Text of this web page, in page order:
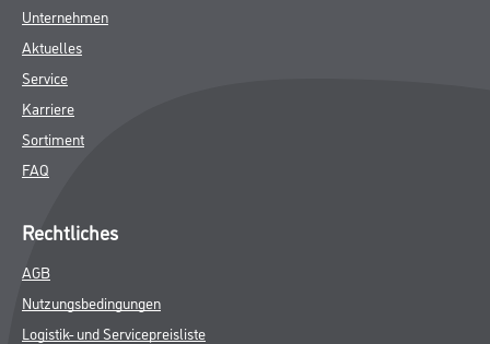
Unternehmen
Aktuelles
Service
Karriere
Sortiment
FAQ
Rechtliches
AGB
Nutzungsbedingungen
Logistik- und Servicepreisliste